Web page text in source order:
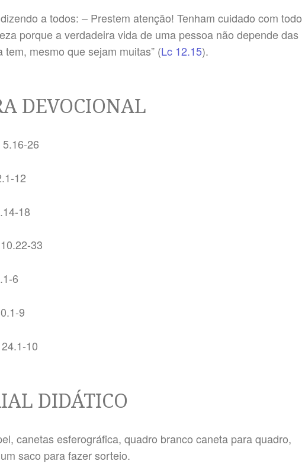
a todos: – Prestem atenção! Tenham cuidado com todo
porque a verdadeira vida de uma pessoa não depende das
tem, mesmo que sejam muitas” (Lc 12.15).
DEVOCIONAL
26
12
18
33
6
9
10
DIDÁTICO
canetas esferográfica, quadro branco caneta para quadro,
saco para fazer sorteio.